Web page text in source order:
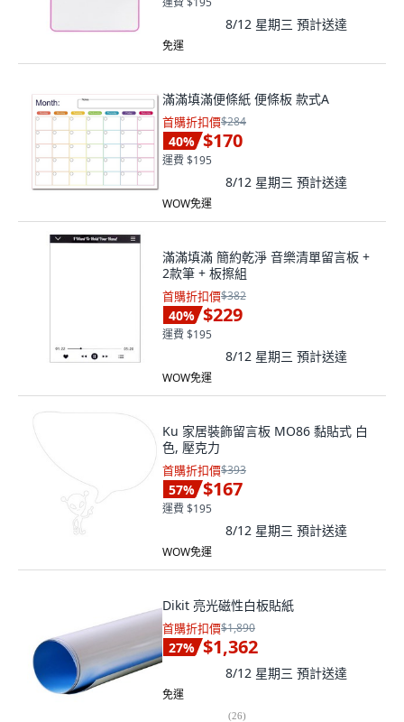
8/12 星期三 預計送達
免運
滿滿填滿便條紙 便條板 款式A
首購折扣價$284
40% $170
運費 $195
8/12 星期三 預計送達
WOW免運
滿滿填滿 簡約乾淨 音樂清單留言板 +
2款筆 + 板擦組
首購折扣價$382
40% $229
運費 $195
8/12 星期三 預計送達
WOW免運
Ku 家居裝飾留言板 MO86 黏貼式 白
色, 壓克力
首購折扣價$393
57% $167
運費 $195
8/12 星期三 預計送達
WOW免運
Dikit 亮光磁性白板貼紙
首購折扣價$1,890
27% $1,362
8/12 星期三 預計送達
免運
(26)